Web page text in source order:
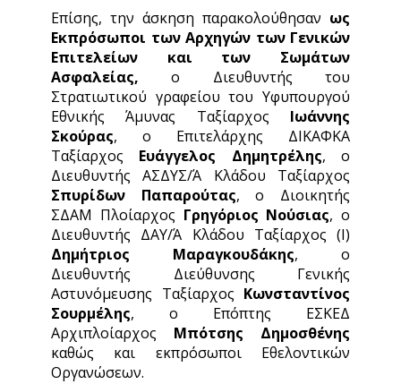
Επίσης, την άσκηση παρακολούθησαν ως
Εκπρόσωποι των Αρχηγών των Γενικών
Επιτελείων και των Σωμάτων
Ασφαλείας, ο Διευθυντής του
Στρατιωτικού γραφείου του Υφυπουργού
Εθνικής Άμυνας Ταξίαρχος Ιωάννης
Σκούρας, ο Επιτελάρχης ΔΙΚΑΦΚΑ
Ταξίαρχος Ευάγγελος Δημητρέλης, ο
Διευθυντής ΑΣΔΥΣ/Ά Κλάδου Ταξίαρχος
Σπυρίδων Παπαρούτας, ο Διοικητής
ΣΔΑΜ Πλοίαρχος Γρηγόριος Νούσιας, ο
Διευθυντής ΔΑΥ/Ά Κλάδου Ταξίαρχος (Ι)
Δημήτριος Μαραγκουδάκης, ο
Διευθυντής Διεύθυνσης Γενικής
Αστυνόμευσης Ταξίαρχος Κωνσταντίνος
Σουρμέλης, ο Επόπτης ΕΣΚΕΔ
Αρχιπλοίαρχος Μπότσης Δημοσθένης
καθώς και εκπρόσωποι Εθελοντικών
Οργανώσεων.